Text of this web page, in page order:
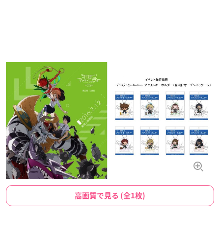
高画質で見る (全1枚)